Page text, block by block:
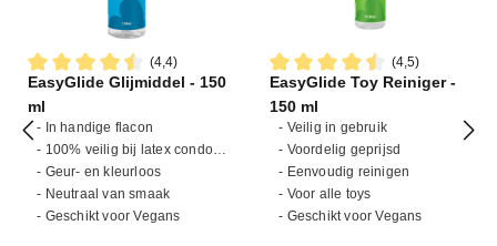
(4,4)
Gemiddelde waardering van 4.4 van 5 sterren
EasyGlide Glijmiddel - 150
ml
- In handige flacon
- 100% veilig bij latex condooms
- Geur- en kleurloos
- Neutraal van smaak
- Geschikt voor Vegans
(4,5)
Gemiddelde waardering van
EasyGlide Toy Reiniger -
150 ml
- Veilig in gebruik
- Voordelig geprijsd
- Eenvoudig reinigen
- Voor alle toys
- Geschikt voor Vegans